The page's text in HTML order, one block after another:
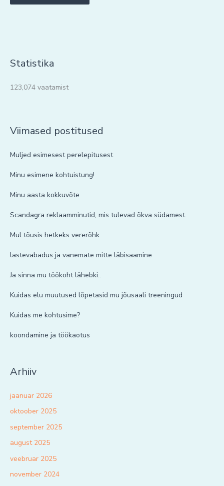
Statistika
123,074 vaatamist
Viimased postitused
Muljed esimesest perelepitusest
Minu esimene kohtuistung!
Minu aasta kokkuvõte
Scandagra reklaamminutid, mis tulevad õkva südamest.
Mul tõusis hetkeks vererõhk
lastevabadus ja vanemate mitte läbisaamine
Ja sinna mu töökoht lähebki..
Kuidas elu muutused lõpetasid mu jõusaali treeningud
Kuidas me kohtusime?
koondamine ja töökaotus
Arhiiv
jaanuar 2026
oktoober 2025
september 2025
august 2025
veebruar 2025
november 2024